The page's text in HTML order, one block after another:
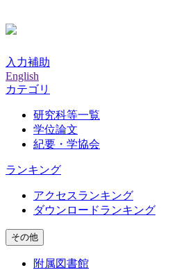
入力補助
English
カテゴリ
研究科等一覧
学位論文
紀要・学協会
ランキング
アクセスランキング
ダウンロードランキング
その他
附属図書館